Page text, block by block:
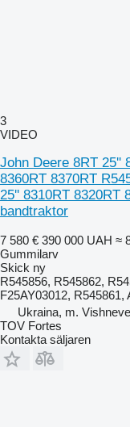
3
VIDEO
John Deere 8RT 25''
8360RT 8370RT
25'' 8310RT 8320RT
bandtraktor
7 580 € 390 000 UAH ≈
Gummilarv
Skick ny
R545856, R545862,
F25AY03012, R545861,
Ukraina, m. Vishneve
TOV Fortes
Kontakta säljaren